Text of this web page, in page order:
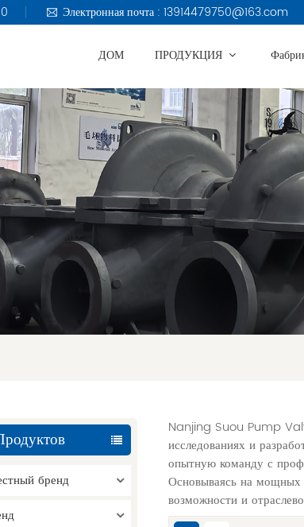
Электронная почта : 13914479750@163.com
ДОМ ПРОДУКЦИЯ
бренд
Nanjing Suou Pump
исследованиях и
опытную команду с
Основываясь на мощных
возможности и